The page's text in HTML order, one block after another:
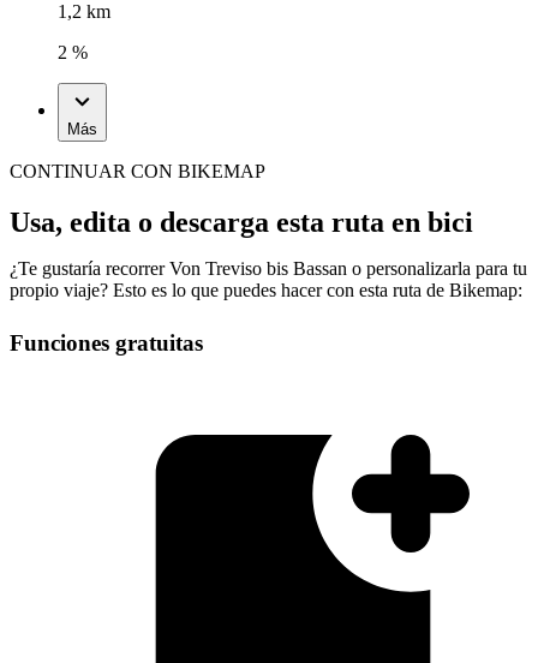
1,2 km
2 %
Más
CONTINUAR CON BIKEMAP
Usa, edita o descarga esta ruta en bici
¿Te gustaría recorrer Von Treviso bis Bassan o personalizarla para tu
propio viaje? Esto es lo que puedes hacer con esta ruta de Bikemap:
Funciones gratuitas